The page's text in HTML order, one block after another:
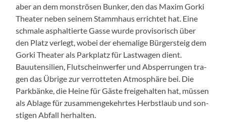
aber an dem mon­strösen Bunker, den das Max­im Gor­ki
The­ater neben seinem Stammhaus errichtet hat. Eine
schmale asphaltierte Gasse wurde pro­vi­sorisch über
den Platz ver­legt, wobei der ehe­ma­lige Bürg­er­steig dem
Gor­ki The­ater als Park­platz für Last­wa­gen dient.
Bauuten­silien, Flutschein­wer­fer und Absper­run­gen tra­
gen das Übrige zur ver­rot­teten Atmo­sphäre bei. Die
Park­bänke, die Heine für Gäste freige­hal­ten hat, müssen
als Ablage für zusam­mengekehrtes Herb­st­laub und son­
sti­gen Abfall her­hal­ten.